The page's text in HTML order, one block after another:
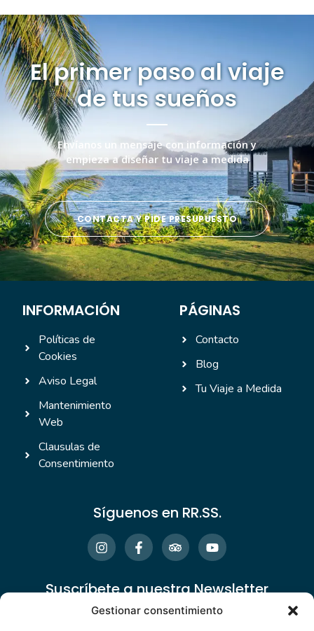
Gestionar consentimiento
El primer paso al viaje
de tus sueños
Envíanos un mensaje con información y
empieza a diseñar tu viaje a medida
CONTACTA Y PIDE PRESUPUESTO
INFORMACIÓN
Políticas de
Cookies
Aviso Legal
Mantenimiento
Web
Clausulas de
Consentimiento
PÁGINAS
Contacto
Blog
Tu Viaje a Medida
Síguenos en RR.SS.
Suscríbete a nuestra Newsletter